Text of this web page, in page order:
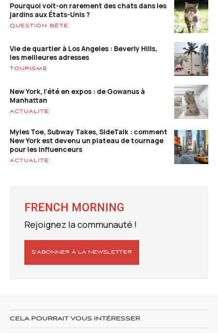
Pourquoi voit-on rarement des chats dans les
jardins aux États-Unis ?
QUESTION BÊTE
Vie de quartier à Los Angeles : Beverly Hills,
les meilleures adresses
TOURISME
New York, l’été en expos : de Gowanus à
Manhattan
ACTUALITÉ
Myles Toe, Subway Takes, SideTalk : comment
New York est devenu un plateau de tournage
pour les influenceurs
ACTUALITÉ
FRENCH MORNING
Rejoignez la communauté !
S’ABONNER À LA NEWSLETTER
CELA POURRAIT VOUS INTÉRESSER